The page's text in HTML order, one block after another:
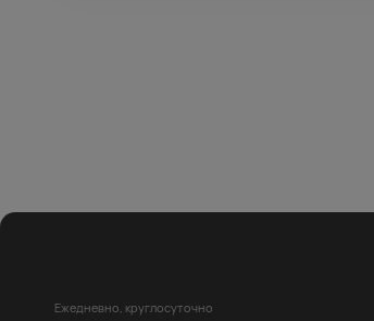
Ежедневно, круглосуточно